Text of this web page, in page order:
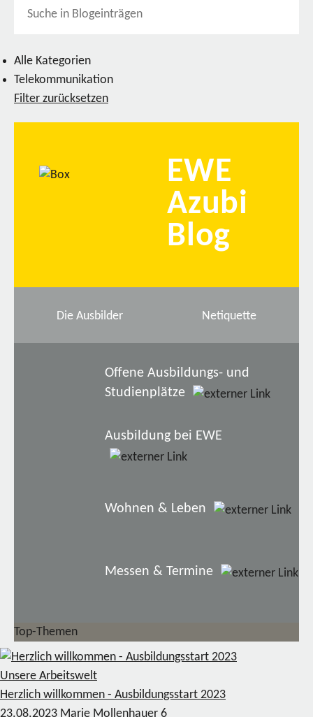
Alle Kategorien
Telekommunikation
Filter zurücksetzen
EWE
Azubi
Blog
Die Ausbilder Netiquette
Offene Ausbildungs- und
Studienplätze
Ausbildung bei EWE
Wohnen & Leben
Messen & Termine
Top-Themen
Unsere Arbeitswelt
Herzlich willkommen - Ausbildungsstart 2023
23.08.2023 Marie Mollenhauer 6